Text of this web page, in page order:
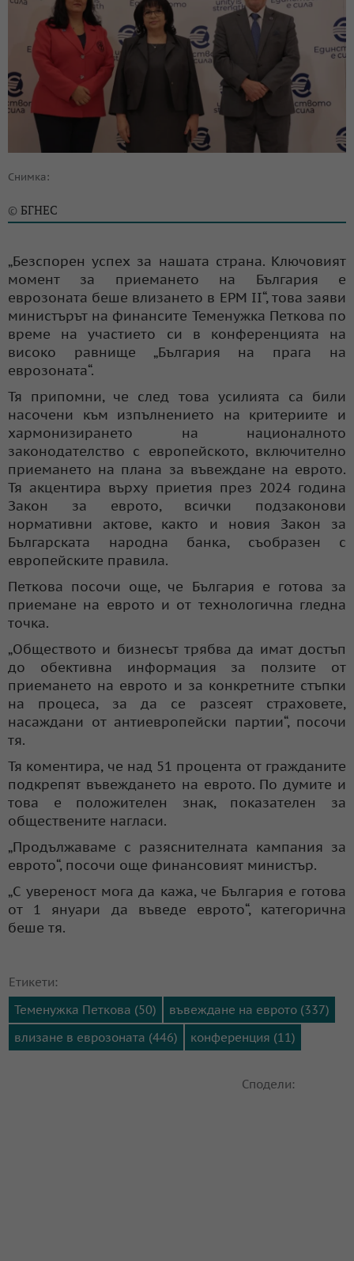
Снимка:
© БГНЕС
„Безспорен успех за нашата страна. Ключовият
момент за приемането на България е
еврозоната беше влизането в ЕРМ II“, това заяви
министърът на финансите Теменужка Петкова по
време на участието си в конференцията на
високо равнище „България на прага на
еврозоната“.
Тя припомни, че след това усилията са били
насочени към изпълнението на критериите и
хармонизирането на националното
законодателство с европейското, включително
приемането на плана за въвеждане на еврото.
Тя акцентира върху приетия през 2024 година
Закон за еврото, всички подзаконови
нормативни актове, както и новия Закон за
Българската народна банка, съобразен с
европейските правила.
Петкова посочи още, че България е готова за
приемане на еврото и от технологична гледна
точка.
„Обществото и бизнесът трябва да имат достъп
до обективна информация за ползите от
приемането на еврото и за конкретните стъпки
на процеса, за да се разсеят страховете,
насаждани от антиевропейски партии“, посочи
тя.
Тя коментира, че над 51 процента от гражданите
подкрепят въвеждането на еврото. По думите и
това е положителен знак, показателен за
обществените нагласи.
„Продължаваме с разяснителната кампания за
еврото“, посочи още финансовият министър.
„С увереност мога да кажа, че България е готова
от 1 януари да въведе еврото“, категорична
беше тя.
Етикети:
Теменужка Петкова (50)
въвеждане на еврото (337)
влизане в еврозоната (446)
конференция (11)
Сподели: